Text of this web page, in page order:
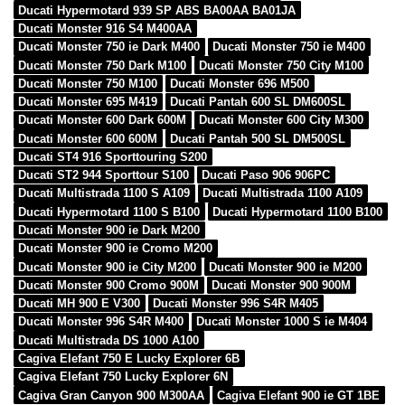
Ducati Hypermotard 939 SP ABS BA00AA BA01JA
Ducati Monster 916 S4 M400AA
Ducati Monster 750 ie Dark M400
Ducati Monster 750 ie M400
Ducati Monster 750 Dark M100
Ducati Monster 750 City M100
Ducati Monster 750 M100
Ducati Monster 696 M500
Ducati Monster 695 M419
Ducati Pantah 600 SL DM600SL
Ducati Monster 600 Dark 600M
Ducati Monster 600 City M300
Ducati Monster 600 600M
Ducati Pantah 500 SL DM500SL
Ducati ST4 916 Sporttouring S200
Ducati ST2 944 Sporttour S100
Ducati Paso 906 906PC
Ducati Multistrada 1100 S A109
Ducati Multistrada 1100 A109
Ducati Hypermotard 1100 S B100
Ducati Hypermotard 1100 B100
Ducati Monster 900 ie Dark M200
Ducati Monster 900 ie Cromo M200
Ducati Monster 900 ie City M200
Ducati Monster 900 ie M200
Ducati Monster 900 Cromo 900M
Ducati Monster 900 900M
Ducati MH 900 E V300
Ducati Monster 996 S4R M405
Ducati Monster 996 S4R M400
Ducati Monster 1000 S ie M404
Ducati Multistrada DS 1000 A100
Cagiva Elefant 750 E Lucky Explorer 6B
Cagiva Elefant 750 Lucky Explorer 6N
Cagiva Gran Canyon 900 M300AA
Cagiva Elefant 900 ie GT 1BE